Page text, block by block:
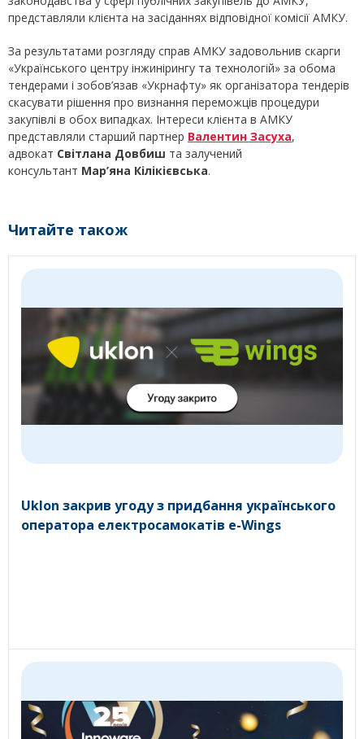
представляли клієнта на засіданнях відповідної комісії АМКУ.
За результатами розгляду справ АМКУ задовольнив скарги
«Українського центру інжинірингу та технологій» за обома
тендерами і зобов’язав «Укрнафту» як організатора тендерів
скасувати рішення про визнання переможців процедури
закупівлі в обох випадках. Інтереси клієнта в АМКУ
представляли старший партнер Валентин Засуха,
адвокат Світлана Довбиш та залучений
консультант Мар’яна Кілікієвська.
Читайте також
Uklon закрив угоду з придбання українського
оператора електросамокатів e-Wings